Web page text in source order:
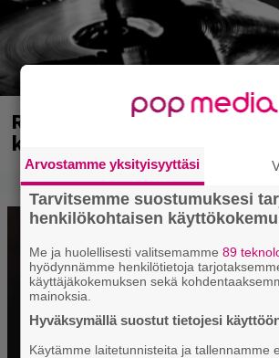
Rushin Neail Peartista
kuussa dokumentti
Arvostamme yksityisyyttäsi
Tarvitsemme suostumuksesi
henkilökohtaisen
Me ja huolellisesti valitsemamme89
hyödynnämme henkilötietoja
käyttäjäkokemuksen sekä
mainoksia.
Hyväksymällä suostut tietojesi
Käytämme laitetunnisteita ja tallennamme